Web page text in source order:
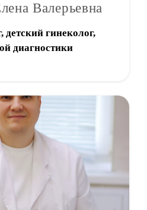
Валерьевна
гинеколог,
диагностики